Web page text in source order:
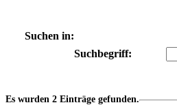
Suchen in:
Suchbegriff:
Es wurden 2 Einträge gefunden.